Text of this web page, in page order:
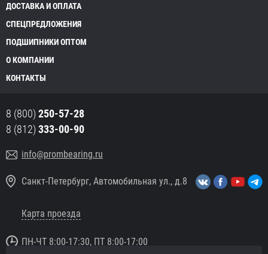
ДОСТАВКА И ОПЛАТА
СПЕЦПРЕДЛОЖЕНИЯ
ПОДШИПНИКИ ОПТОМ
О КОМПАНИИ
КОНТАКТЫ
8 (800) 250-57-28
8 (812) 333-00-90
info@prombearing.ru
Санкт-Петербург, Автомобильная ул., д.8
Карта проезда
ПН-ЧТ 8:00-17:30, ПТ 8:00-17:00